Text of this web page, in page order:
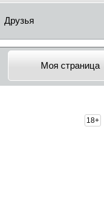
Друзья
Моя страница
18+